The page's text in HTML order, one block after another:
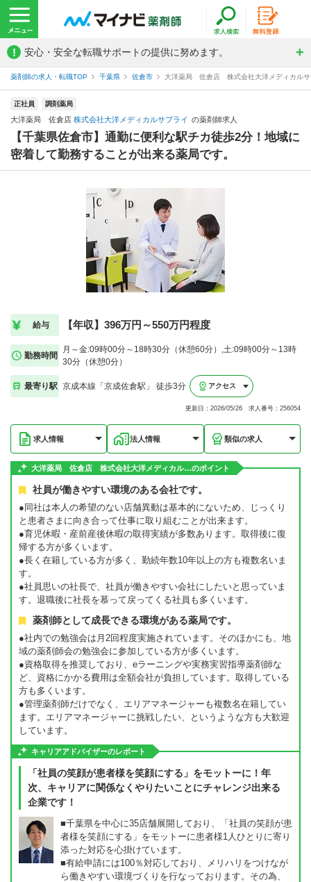
! 安心・安全な転職サポートの提供に努めます。
薬剤師の求人・転職TOP 千葉県 佐倉市 大洋薬局 佐倉店 株式会社大洋メディカルサ
正社員 調剤薬局
大洋薬局 佐倉店 株式会社大洋メディカルサプライ の薬剤師求人
【千葉県佐倉市】通勤に便利な駅チカ徒歩2分！地域に
密着して勤務することが出来る薬局です。
給与 【年収】396万円～550万円程度
勤務時間
月～金:09時00分～18時30分（休憩60分）,土:09時00分～13時
30分（休憩0分）
最寄り駅 京成本線「京成佐倉駅」 徒歩3分 アクセス
更新日：2026/05/26 求人番号：256054
求人情報 法人情報 類似の求人
大洋薬局 佐倉店 株式会社大洋メディカル…のポイント
社員が働きやすい環境のある会社です。
●同社は本人の希望のない店舗異動は基本的にないため、じっくり
と患者さまに向き合って仕事に取り組むことが出来ます。
●育児休暇・産前産後休暇の取得実績が多数あります。取得後に復
帰する方が多くいます。
●長く在籍している方が多く、勤続年数10年以上の方も複数名いま
す。
●社員思いの社長で、社員が働きやすい会社にしたいと思っていま
す。退職後に社長を慕って戻ってくる社員も多くいます。
薬剤師として成長できる環境がある薬局です。
●社内での勉強会は月2回程度実施されています。そのほかにも、地
域の薬剤師会の勉強会に参加している方が多くいます。
●資格取得を推奨しており、eラーニングや実務実習指導薬剤師な
ど、資格にかかる費用は全額会社が負担しています。取得している
方も多くいます。
●管理薬剤師だけでなく、エリアマネージャーも複数名在籍してい
ます。エリアマネージャーに挑戦したい、というような方も大歓迎
しています。
キャリアアドバイザーのレポート
「社員の笑顔が患者様を笑顔にする」をモットーに！年
次、キャリアに関係なくやりたいことにチャレンジ出来る
企業です！
■千葉県を中心に35店舗展開しており、「社員の笑顔が患
者様を笑顔にする」をモットーに患者様1人ひとりに寄り
添った対応を心掛けています。
■有給申請には100％対応しており、メリハリをつけなが
ら働きやすい環境づくりを行なっております。その為、